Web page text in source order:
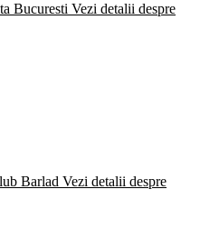
Bucuresti Vezi detalii despre
Barlad Vezi detalii despre